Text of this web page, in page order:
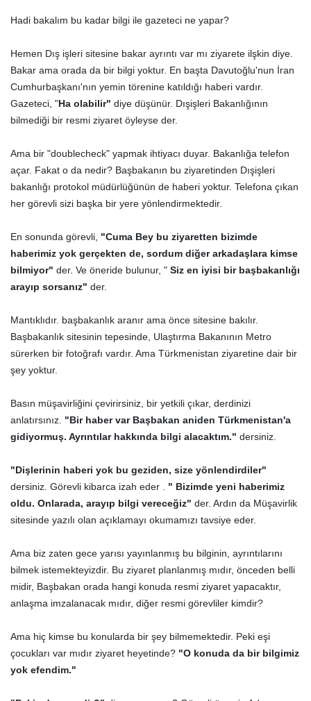
Hadi bakalım bu kadar bilgi ile gazeteci ne yapar?
Hemen Dış işleri sitesine bakar ayrıntı var mı ziyarete ilşkin diye.
Bakar ama orada da bir bilgi yoktur. En başta Davutoğlu'nun İran
Cumhurbaşkanı'nın yemin törenine katıldığı haberi vardır.
Gazeteci, "Ha olabilir" diye düşünür. Dışişleri Bakanlığının
bilmediği bir resmi ziyaret öyleyse der.
Ama bir "doublecheck" yapmak ihtiyacı duyar. Bakanlığa telefon
açar. Fakat o da nedir? Başbakanın bu ziyaretinden Dışişleri
bakanlığı protokol müdürlüğünün de haberi yoktur. Telefona çıkan
her görevli sizi başka bir yere yönlendirmektedir.
En sonunda görevli, "Cuma Bey bu ziyaretten bizimde
haberimiz yok gerçekten de, sordum diğer arkadaşlara kimse
bilmiyor" der. Ve öneride bulunur, " Siz en iyisi bir başbakanlığı
arayıp sorsanız" der.
Mantıklıdır. başbakanlık aranır ama önce sitesine bakılır.
Başbakanlık sitesinin tepesinde, Ulaştırma Bakanının Metro
sürerken bir fotoğrafı vardır. Ama Türkmenistan ziyaretine dair bir
şey yoktur.
Basın müşavirliğini çevirirsiniz, bir yetkili çıkar, derdinizi
anlatırsınız. "Bir haber var Başbakan aniden Türkmenistan'a
gidiyormuş. Ayrıntılar hakkında bilgi alacaktım." dersiniz.
"Dişlerinin haberi yok bu geziden, size yönlendirdiler"
dersiniz. Görevli kibarca izah eder . " Bizimde yeni haberimiz
oldu. Onlarada, arayıp bilgi vereceğiz" der. Ardın da Müşavirlik
sitesinde yazılı olan açıklamayı okumamızı tavsiye eder.
Ama biz zaten gece yarısı yayınlanmış bu bilginin, ayrıntılarını
bilmek istemekteyizdir. Bu ziyaret planlanmış mıdır, önceden belli
midir, Başbakan orada hangi konuda resmi ziyaret yapacaktır,
anlaşma imzalanacak mıdır, diğer resmi görevliler kimdir?
Ama hiç kimse bu konularda bir şey bilmemektedir. Peki eşi
çocukları var mıdır ziyaret heyetinde? "O konuda da bir bilgimiz
yok efendim."